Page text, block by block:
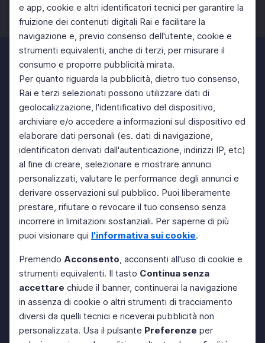
e app, cookie e altri identificatori tecnici per garantire la
fruizione dei contenuti digitali Rai e facilitare la
navigazione e, previo consenso dell'utente, cookie e
strumenti equivalenti, anche di terzi, per misurare il
consumo e proporre pubblicità mirata.
Per quanto riguarda la pubblicità, dietro tuo consenso,
Rai e terzi selezionati possono utilizzare dati di
geolocalizzazione, l'identificativo del dispositivo,
archiviare e/o accedere a informazioni sul dispositivo ed
elaborare dati personali (es. dati di navigazione,
identificatori derivati dall'autenticazione, indirizzi IP, etc)
al fine di creare, selezionare e mostrare annunci
personalizzati, valutare le performance degli annunci e
derivare osservazioni sul pubblico. Puoi liberamente
prestare, rifiutare o revocare il tuo consenso senza
incorrere in limitazioni sostanziali. Per saperne di più
puoi visionare qui l'informativa sui cookie.
Premendo Acconsento, acconsenti all'uso di cookie e
strumenti equivalenti. Il tasto Continua senza
accettare chiude il banner, continuerai la navigazione
in assenza di cookie o altri strumenti di tracciamento
diversi da quelli tecnici e riceverai pubblicità non
personalizzata. Usa il pulsante Preferenze per
Facebook Twitter Instagram